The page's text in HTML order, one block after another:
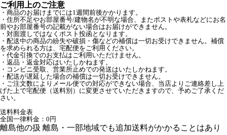
ご利用上のご注意
・商品のお届けまでには1週間前後かかります。
・住所不足やお部屋番号/建物名が不明な場合、またポストや表札などにお名
前やお部屋番号の記載がない場合はお届けができません。
・対面渡しではなくポスト投函となります。
・配送中の商品の紛失や破損・傷などの補償は一切お受けできません。補償
を求められる方は、宅配便をご利用ください。
・代金引換でのお支払はご利用いただけません。
・返品・返金対応はいたしかねます。
・コンビニ受取、営業所止めでの発送はいたしかねます。
・配送が遅延した場合の補償は一切お受けできません。
・ご注文数によりメール便での対応ができない場合、当店よりご連絡差し上
げた上で宅配便（送料別）に変更させていただきますので、予めご了承くだ
さい。
送料料金表
全国一律料金：0円
離島他の扱 離島・一部地域でも追加送料がかかることはあり